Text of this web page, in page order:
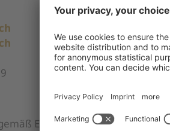
EU-Verordnung Nr. 524/